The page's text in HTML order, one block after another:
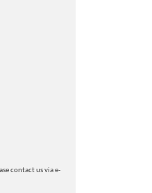
contact us via e-